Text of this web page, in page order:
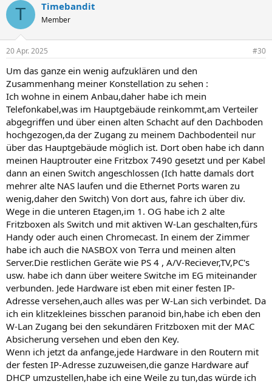
k
i
e
:
T Timebandit
Member
20 Apr. 2025 #30
Um das ganze ein wenig aufzuklären und den
Zusammenhang meiner Konstellation zu sehen :
Ich wohne in einem Anbau,daher habe ich mein
Telefonkabel,was im Hauptgebäude reinkommt,am Verteiler
abgegriffen und über einen alten Schacht auf den Dachboden
hochgezogen,da der Zugang zu meinem Dachbodenteil nur
über das Hauptgebäude möglich ist. Dort oben habe ich dann
meinen Hauptrouter eine Fritzbox 7490 gesetzt und per Kabel
dann an einen Switch angeschlossen (Ich hatte damals dort
mehrer alte NAS laufen und die Ethernet Ports waren zu
wenig,daher den Switch) Von dort aus, fahre ich über div.
Wege in die unteren Etagen,im 1. OG habe ich 2 alte
Fritzboxen als Switch und mit aktiven W-Lan geschalten,fürs
Handy oder auch einen Chromecast. In einem der Zimmer
habe ich auch die NASBOX von Terra und meinen alten
Server.Die restlichen Geräte wie PS 4 , A/V-Reciever,TV,PC's
usw. habe ich dann über weitere Switche im EG miteinander
verbunden. Jede Hardware ist eben mit einer festen IP-
Adresse versehen,auch alles was per W-Lan sich verbindet. Da
ich ein klitzekleines bisschen paranoid bin,habe ich eben den
W-Lan Zugang bei den sekundären Fritzboxen mit der MAC
Absicherung versehen und eben den Key.
Wenn ich jetzt da anfange,jede Hardware in den Routern mit
der festen IP-Adresse zuzuweisen,die ganze Hardware auf
DHCP umzustellen,habe ich eine Weile zu tun,das würde ich